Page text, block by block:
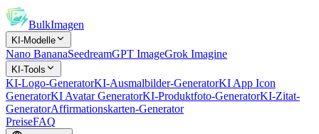
BulkImagen
KI-Modelle
Nano BananaSeedreamGPT ImageGrok Imagine
KI-Tools
KI-Logo-GeneratorKI-Ausmalbilder-GeneratorKI App Icon
GeneratorKI Avatar GeneratorKI-Produktfoto-GeneratorKI-Zitat-
GeneratorAffirmationskarten-Generator
PreiseFAQ